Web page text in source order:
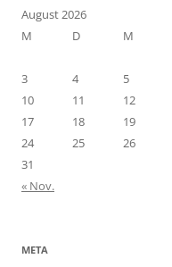
August 2026
M
D M
3
4 5
10
11 12
17
18 19
24
25 26
31
« Nov.
META